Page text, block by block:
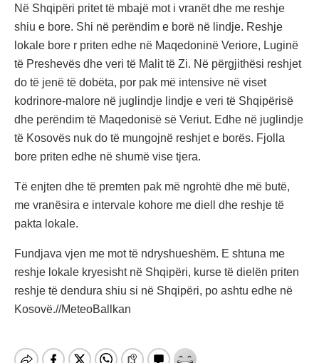
Në Shqipëri pritet të mbajë mot i vranët dhe me reshje
shiu e bore. Shi në perëndim e borë në lindje. Reshje
lokale bore r priten edhe në Maqedoninë Veriore, Luginë
të Preshevës dhe veri të Malit të Zi. Në përgjithësi reshjet
do të jenë të dobëta, por pak më intensive në viset
kodrinore-malore në juglindje lindje e veri të Shqipërisë
dhe perëndim të Maqedonisë së Veriut. Edhe në juglindje
të Kosovës nuk do të mungojnë reshjet e borës. Fjolla
bore priten edhe në shumë vise tjera.
Të enjten dhe të premten pak më ngrohtë dhe më butë,
me vranësira e intervale kohore me diell dhe reshje të
pakta lokale.
Fundjava vjen me mot të ndryshueshëm. E shtuna me
reshje lokale kryesisht në Shqipëri, kurse të dielën priten
reshje të dendura shiu si në Shqipëri, po ashtu edhe në
Kosovë.//MeteoBallkan